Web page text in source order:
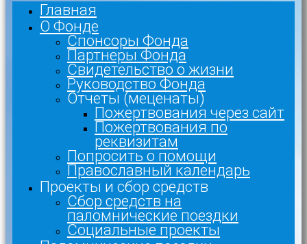
Главная
О Фонде
Спонсоры Фонда
Партнеры Фонда
Свидетельство о жизни
Руководство Фонда
Отчеты (меценаты)
Пожертвования через сайт
Пожертвования по
реквизитам
Попросить о помощи
Православный календарь
Проекты и сбор средств
Сбор средств на
паломнические поездки
Социальные проекты